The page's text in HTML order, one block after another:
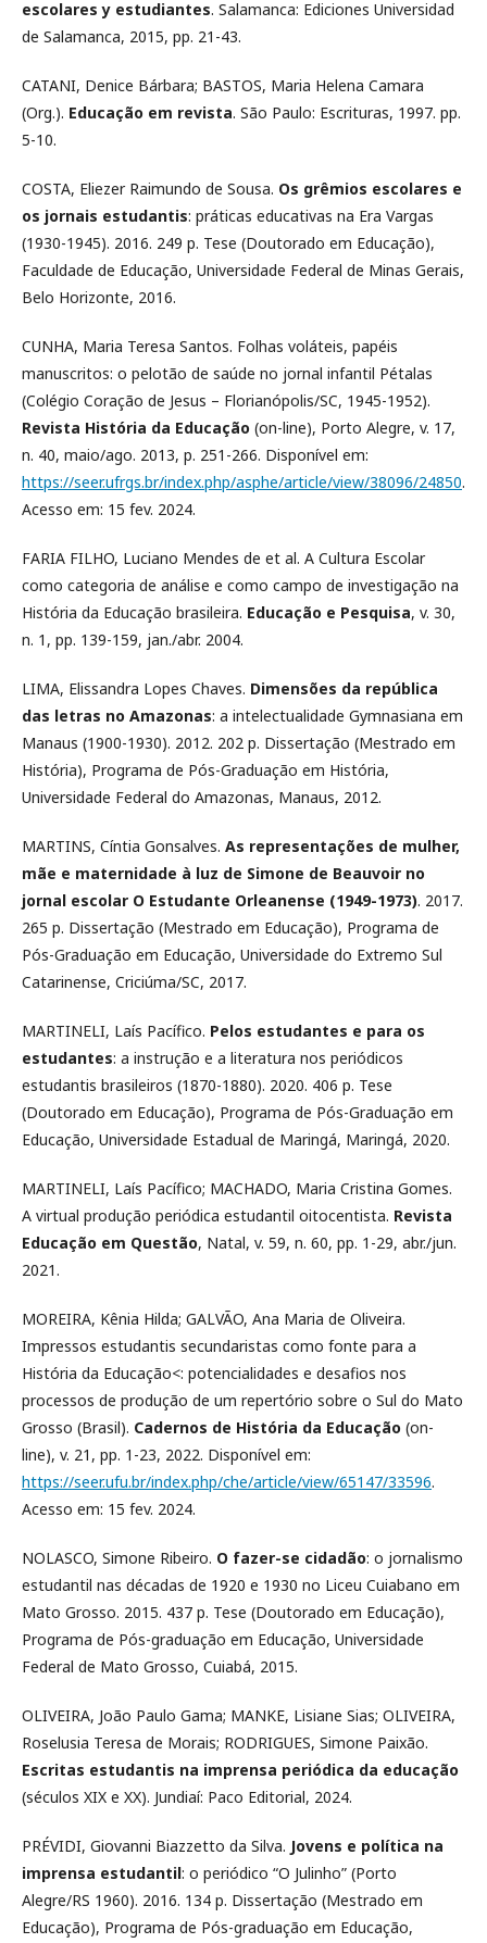
escolares y estudiantes. Salamanca: Ediciones Universidad
de Salamanca, 2015, pp. 21-43.
CATANI, Denice Bárbara; BASTOS, Maria Helena Camara
(Org.). Educação em revista. São Paulo: Escrituras, 1997. pp.
5-10.
COSTA, Eliezer Raimundo de Sousa. Os grêmios escolares e
os jornais estudantis: práticas educativas na Era Vargas
(1930-1945). 2016. 249 p. Tese (Doutorado em Educação),
Faculdade de Educação, Universidade Federal de Minas Gerais,
Belo Horizonte, 2016.
CUNHA, Maria Teresa Santos. Folhas voláteis, papéis
manuscritos: o pelotão de saúde no jornal infantil Pétalas
(Colégio Coração de Jesus – Florianópolis/SC, 1945-1952).
Revista História da Educação (on-line), Porto Alegre, v. 17,
n. 40, maio/ago. 2013, p. 251-266. Disponível em:
https://seer.ufrgs.br/index.php/asphe/article/view/38096/24850.
Acesso em: 15 fev. 2024.
FARIA FILHO, Luciano Mendes de et al. A Cultura Escolar
como categoria de análise e como campo de investigação na
História da Educação brasileira. Educação e Pesquisa, v. 30,
n. 1, pp. 139-159, jan./abr. 2004.
LIMA, Elissandra Lopes Chaves. Dimensões da república
das letras no Amazonas: a intelectualidade Gymnasiana em
Manaus (1900-1930). 2012. 202 p. Dissertação (Mestrado em
História), Programa de Pós-Graduação em História,
Universidade Federal do Amazonas, Manaus, 2012.
MARTINS, Cíntia Gonsalves. As representações de mulher,
mãe e maternidade à luz de Simone de Beauvoir no
jornal escolar O Estudante Orleanense (1949-1973). 2017.
265 p. Dissertação (Mestrado em Educação), Programa de
Pós-Graduação em Educação, Universidade do Extremo Sul
Catarinense, Criciúma/SC, 2017.
MARTINELI, Laís Pacífico. Pelos estudantes e para os
estudantes: a instrução e a literatura nos periódicos
estudantis brasileiros (1870-1880). 2020. 406 p. Tese
(Doutorado em Educação), Programa de Pós-Graduação em
Educação, Universidade Estadual de Maringá, Maringá, 2020.
MARTINELI, Laís Pacífico; MACHADO, Maria Cristina Gomes.
A virtual produção periódica estudantil oitocentista. Revista
Educação em Questão, Natal, v. 59, n. 60, pp. 1-29, abr./jun.
2021.
MOREIRA, Kênia Hilda; GALVÃO, Ana Maria de Oliveira.
Impressos estudantis secundaristas como fonte para a
História da Educação<: potencialidades e desafios nos
processos de produção de um repertório sobre o Sul do Mato
Grosso (Brasil). Cadernos de História da Educação (on-
line), v. 21, pp. 1-23, 2022. Disponível em:
https://seer.ufu.br/index.php/che/article/view/65147/33596.
Acesso em: 15 fev. 2024.
NOLASCO, Simone Ribeiro. O fazer-se cidadão: o jornalismo
estudantil nas décadas de 1920 e 1930 no Liceu Cuiabano em
Mato Grosso. 2015. 437 p. Tese (Doutorado em Educação),
Programa de Pós-graduação em Educação, Universidade
Federal de Mato Grosso, Cuiabá, 2015.
OLIVEIRA, João Paulo Gama; MANKE, Lisiane Sias; OLIVEIRA,
Roselusia Teresa de Morais; RODRIGUES, Simone Paixão.
Escritas estudantis na imprensa periódica da educação
(séculos XIX e XX). Jundiaí: Paco Editorial, 2024.
PRÉVIDI, Giovanni Biazzetto da Silva. Jovens e política na
imprensa estudantil: o periódico “O Julinho” (Porto
Alegre/RS 1960). 2016. 134 p. Dissertação (Mestrado em
Educação), Programa de Pós-graduação em Educação,